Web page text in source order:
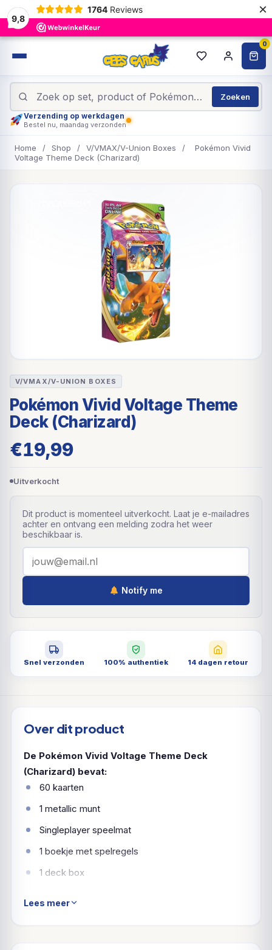
9,8
1764 Reviews ×
0
Zoeken
Verzending op werkdagen
Bestel nu, maandag verzonden
Home / Shop / V/VMAX/V-Union Boxes /
Pokémon Vivid
Voltage Theme Deck (Charizard)
V/VMAX/V-UNION BOXES
Pokémon Vivid Voltage Theme
Deck (Charizard)
€19,99
Uitverkocht
Dit product is momenteel uitverkocht. Laat je e-mailadres
achter en ontvang een melding zodra het weer
beschikbaar is.
Notify me
Snel verzonden 100% authentiek 14 dagen retour
Over dit product
De Pokémon Vivid Voltage Theme Deck
(Charizard) bevat:
60 kaarten
1 metallic munt
Singleplayer speelmat
1 boekje met spelregels
1 deck box
Lees meer